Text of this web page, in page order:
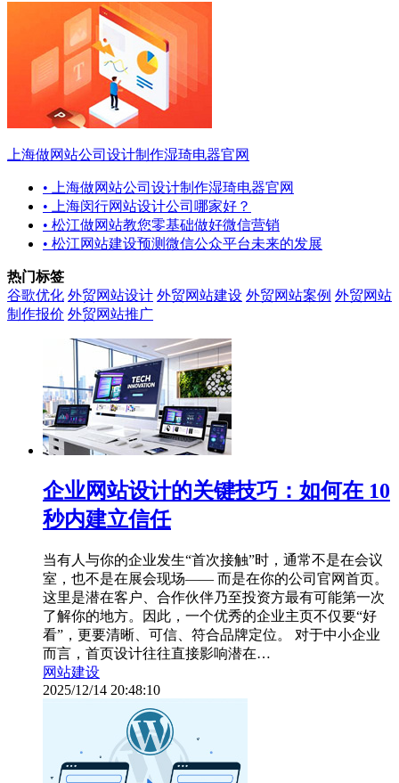
上海做网站公司设计制作湿琦电器官网
• 上海做网站公司设计制作湿琦电器官网
• 上海闵行网站设计公司哪家好？
• 松江做网站教您零基础做好微信营销
• 松江网站建设预测微信公众平台未来的发展
热门标签
谷歌优化 外贸网站设计 外贸网站建设 外贸网站案例 外贸网站
制作报价 外贸网站推广
企业网站设计的关键技巧：如何在 10
秒内建立信任
当有人与你的企业发生“首次接触”时，通常不是在会议
室，也不是在展会现场—— 而是在你的公司官网首页。
这里是潜在客户、合作伙伴乃至投资方最有可能第一次
了解你的地方。因此，一个优秀的企业主页不仅要“好
看”，更要清晰、可信、符合品牌定位。 对于中小企业
而言，首页设计往往直接影响潜在…
网站建设
2025/12/14 20:48:10